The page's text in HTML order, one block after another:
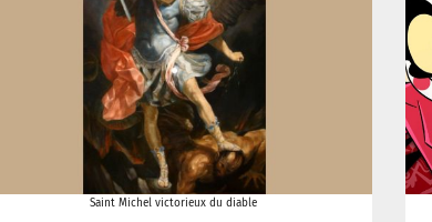
Saint Michel victorieux du diable